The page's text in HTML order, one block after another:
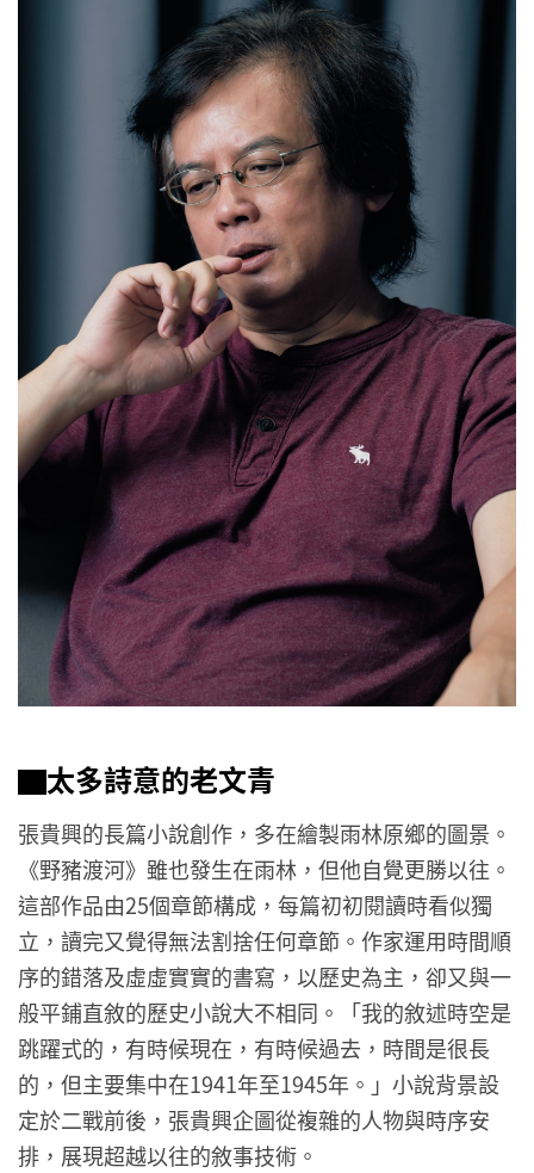
▇太多詩意的老文青
張貴興的長篇小說創作，多在繪製雨林原鄉的圖景。
《野豬渡河》雖也發生在雨林，但他自覺更勝以往。
這部作品由25個章節構成，每篇初初閱讀時看似獨
立，讀完又覺得無法割捨任何章節。作家運用時間順
序的錯落及虛虛實實的書寫，以歷史為主，卻又與一
般平鋪直敘的歷史小說大不相同。「我的敘述時空是
跳躍式的，有時候現在，有時候過去，時間是很長
的，但主要集中在1941年至1945年。」小說背景設
定於二戰前後，張貴興企圖從複雜的人物與時序安
排，展現超越以往的敘事技術。